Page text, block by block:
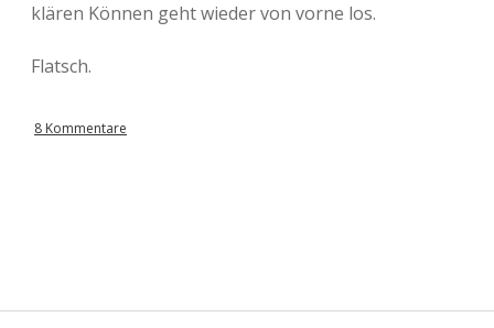
klären Können geht wieder von vorne los.
Flatsch.
8 Kommentare